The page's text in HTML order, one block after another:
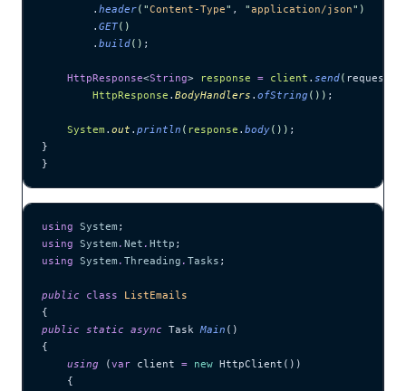
        .
header( "Content-Type" , "application/json" )
        .
GET()
        .
build() ;
    HttpResponse
<String> response = client . send( request,
        HttpResponse
. BodyHandlers . ofString ()) ;
    System
. out . println ( response . body()) ;
}
}
using System ;
using System . Net . Http ;
using System . Threading . Tasks ;
public class ListEmails
{
public static async Task Main ()
{
    using
(var client = new HttpClient())
    {